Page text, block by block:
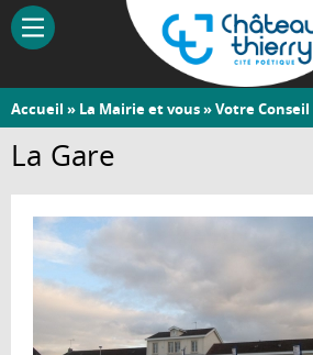
Aller
contenu
Château-
Vous
êtes
ici
Accueil » La Mairie et vous»Votre
La Gare